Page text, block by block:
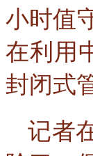
小时值
在利用
封闭式
记者